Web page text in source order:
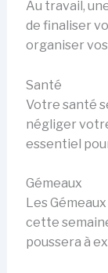
Au travail,
de finaliser
organiser
Santé
Votre santé
négliger
essentiel
Gémeaux
Les
cette
poussera à